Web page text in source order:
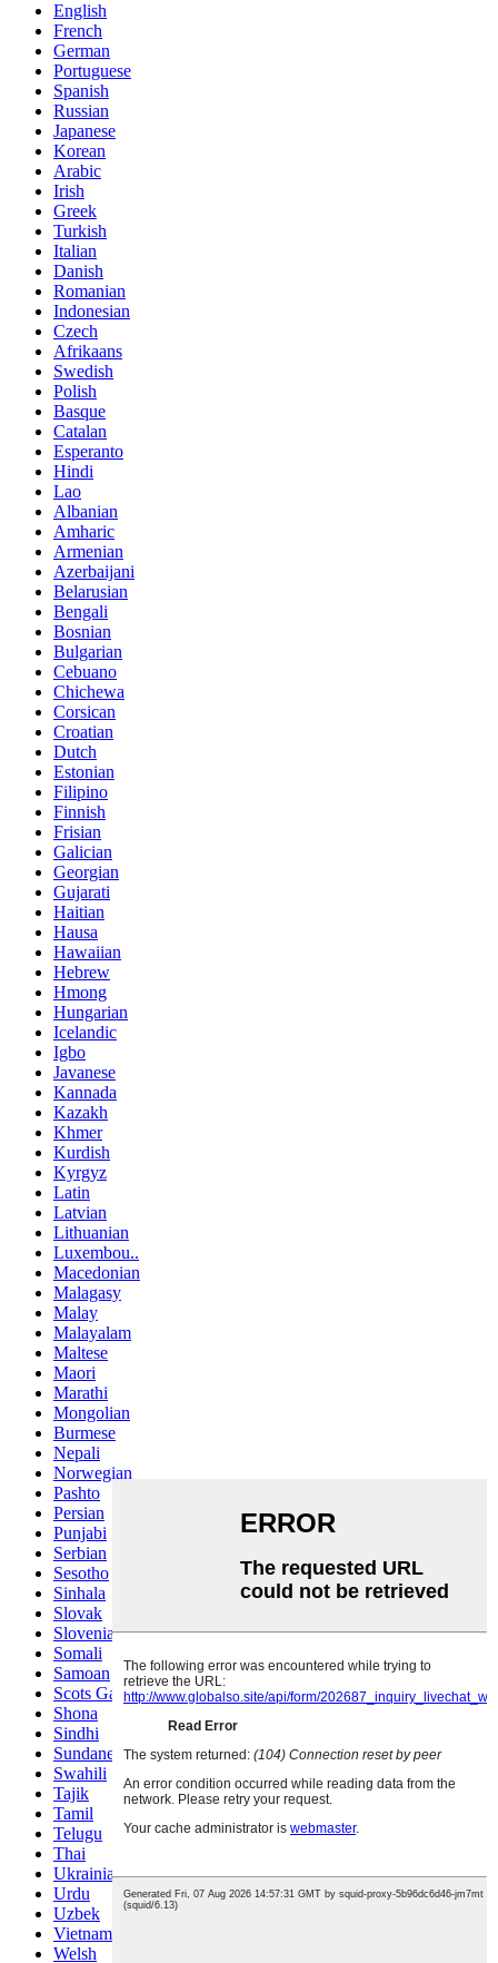
English
French
German
Portuguese
Spanish
Russian
Japanese
Korean
Arabic
Irish
Greek
Turkish
Italian
Danish
Romanian
Indonesian
Czech
Afrikaans
Swedish
Polish
Basque
Catalan
Esperanto
Hindi
Lao
Albanian
Amharic
Armenian
Azerbaijani
Belarusian
Bengali
Bosnian
Bulgarian
Cebuano
Chichewa
Corsican
Croatian
Dutch
Estonian
Filipino
Finnish
Frisian
Galician
Georgian
Gujarati
Haitian
Hausa
Hawaiian
Hebrew
Hmong
Hungarian
Icelandic
Igbo
Javanese
Kannada
Kazakh
Khmer
Kurdish
Kyrgyz
Latin
Latvian
Lithuanian
Luxembou..
Macedonian
Malagasy
Malay
Malayalam
Maltese
Maori
Marathi
Mongolian
Burmese
Nepali
Norwegian
Pashto
Persian
Punjabi
Serbian
Sesotho
Sinhala
Slovak
Slovenian
Somali
Samoan
Scots Gaelic
Shona
Sindhi
Sundanese
Swahili
Tajik
Tamil
Telugu
Thai
Ukrainian
Urdu
Uzbek
Vietnamese
Welsh